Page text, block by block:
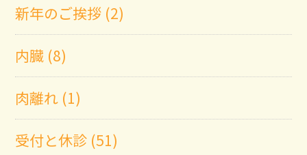
新年のご挨拶 (2)
内臓 (8)
肉離れ (1)
受付と休診 (51)